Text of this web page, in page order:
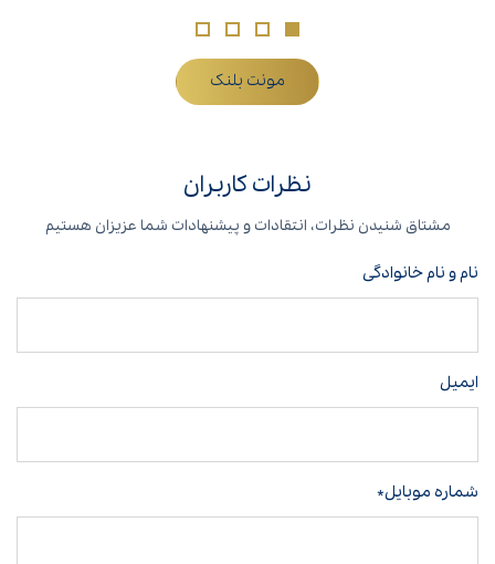
مونت بلنک
نظرات کاربران
مشتاق شنیدن نظرات، انتقادات و پیشنهادات شما عزیزان هستیم
نام و نام خانوادگی
ایمیل
شماره موبایل*